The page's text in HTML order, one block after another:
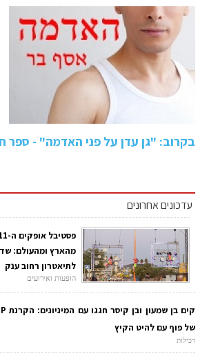
בקרוב: "גן עדן על פני האדמה" -
עדכונים אחרונים
מהארץ ומהעולם:
לתיאטרון רחוב ענק
הופעות ואירועים
של פוף עם להיט הקיץ
רכילות